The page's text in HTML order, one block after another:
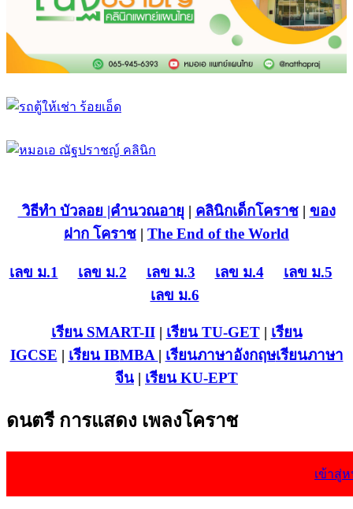
วิธีทำ บัวลอย |คำนวณอายุ | คลินิกเด็กโคราช| ของ
ฝาก โคราช | The End of the World
เลข ม.1 เลข ม.2 เลข ม.3 เลข ม.4
เลข ม.5
เลข ม.6
เรียน SMART-II| เรียน TU-GET| เรียน
IGCSE | เรียน IBMBA | เรียนภาษาอังกฤษเรียนภาษา
จีน | เรียน KU-EPT
ดนตรี การแสดง เพลงโคราช
เข้าสู่